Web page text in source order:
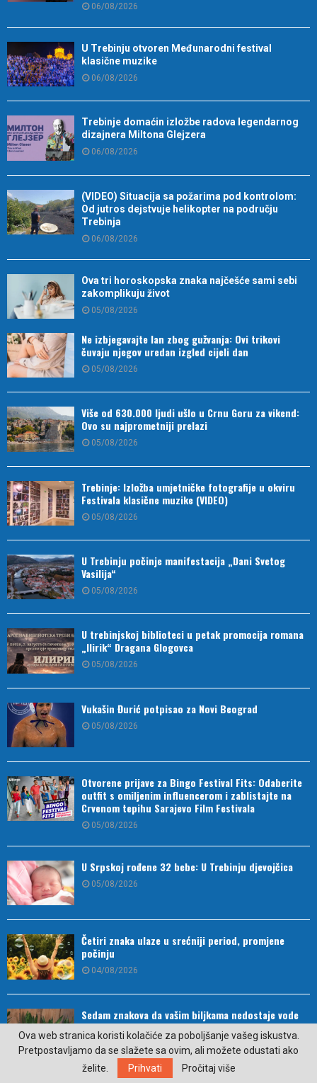
06/08/2026
U Trebinju otvoren Međunarodni festival
klasične muzike
06/08/2026
Trebinje domaćin izložbe radova legendarnog
dizajnera Miltona Glejzera
06/08/2026
(VIDEO) Situacija sa požarima pod kontrolom:
Od jutros dejstvuje helikopter na području
Trebinja
06/08/2026
Ova tri horoskopska znaka najčešće sami sebi
zakomplikuju život
05/08/2026
Ne izbjegavajte lan zbog gužvanja: Ovi trikovi
čuvaju njegov uredan izgled cijeli dan
05/08/2026
Više od 630.000 ljudi ušlo u Crnu Goru za vikend:
Ovo su najprometniji prelazi
05/08/2026
Trebinje: Izložba umjetničke fotografije u okviru
Festivala klasične muzike (VIDEO)
05/08/2026
U Trebinju počinje manifestacija „Dani Svetog
Vasilija“
05/08/2026
U trebinjskoj biblioteci u petak promocija romana
„Ilirik“ Dragana Glogovca
05/08/2026
Vukašin Đurić potpisao za Novi Beograd
05/08/2026
Otvorene prijave za Bingo Festival Fits: Odaberite
outfit s omiljenim influencerom i zablistajte na
Crvenom tepihu Sarajevo Film Festivala
05/08/2026
U Srpskoj rođene 32 bebe: U Trebinju djevojčica
05/08/2026
Četiri znaka ulaze u srećniji period, promjene
počinju
04/08/2026
Sedam znakova da vašim biljkama nedostaje vode
04/08/2026
Ova web stranica koristi kolačiće za poboljšanje vašeg iskustva.
Pretpostavljamo da se slažete sa ovim, ali možete odustati ako
želite.
Prihvati Pročitaj više